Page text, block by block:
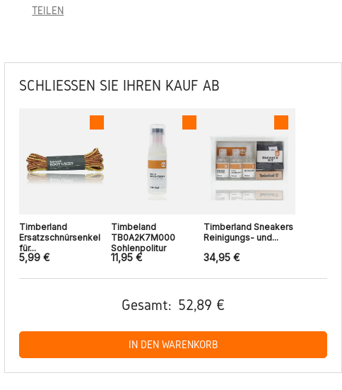
TEILEN
SCHLIESSEN SIE IHREN KAUF AB
Timberland
Ersatzschnürsenkel
für...
5,99 €
Timbeland
TB0A2K7M000
Sohlenpolitur
11,95 €
Timberland Sneakers
Reinigungs- und...
34,95 €
Gesamt: 52,89 €
IN DEN WARENKORB